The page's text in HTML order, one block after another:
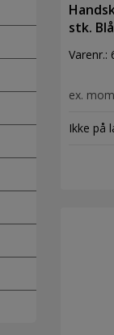
stk. Blå
Varenr.:
ex.
Ikke på